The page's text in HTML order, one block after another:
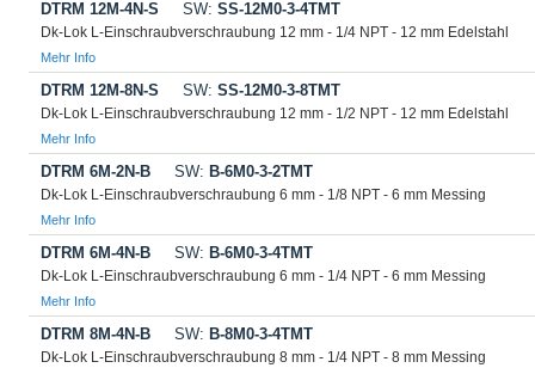
DTRM 12M-4N-S SW: SS-12M0-3-4TMT
Dk-Lok L-Einschraubverschraubung 12 mm - 1/4 NPT - 12 mm Edelstahl
Mehr Info
DTRM 12M-8N-S SW: SS-12M0-3-8TMT
Dk-Lok L-Einschraubverschraubung 12 mm - 1/2 NPT - 12 mm Edelstahl
Mehr Info
DTRM 6M-2N-B SW: B-6M0-3-2TMT
Dk-Lok L-Einschraubverschraubung 6 mm - 1/8 NPT - 6 mm Messing
Mehr Info
DTRM 6M-4N-B SW: B-6M0-3-4TMT
Dk-Lok L-Einschraubverschraubung 6 mm - 1/4 NPT - 6 mm Messing
Mehr Info
DTRM 8M-4N-B SW: B-8M0-3-4TMT
Dk-Lok L-Einschraubverschraubung 8 mm - 1/4 NPT - 8 mm Messing